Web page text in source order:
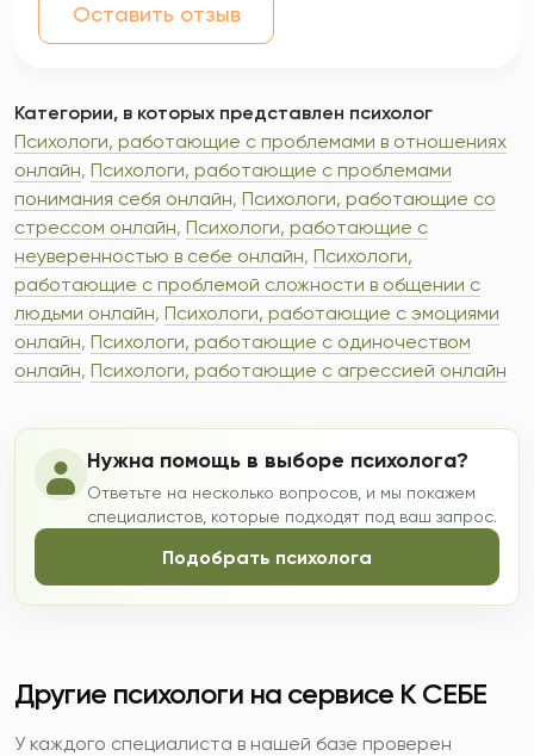
Оставить отзыв
Категории, в которых представлен психолог
Психологи, работающие с проблемами в отношениях
онлайн, Психологи, работающие с проблемами
понимания себя онлайн, Психологи, работающие со
стрессом онлайн, Психологи, работающие с
неуверенностью в себе онлайн, Психологи,
работающие с проблемой сложности в общении с
людьми онлайн, Психологи, работающие с эмоциями
онлайн, Психологи, работающие с одиночеством
онлайн, Психологи, работающие с агрессией онлайн
Нужна помощь в выборе психолога?
Ответьте на несколько вопросов, и мы покажем
специалистов, которые подходят под ваш запрос.
Подобрать психолога
Другие психологи на сервисе К СЕБЕ
У каждого специалиста в нашей базе проверен